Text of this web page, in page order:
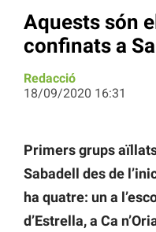
Aquests són
confinats a
Redacció
18/09/2020 16:31
Primers grups
Sabadell des de
ha quatre: un a
d’Estrella, a Ca